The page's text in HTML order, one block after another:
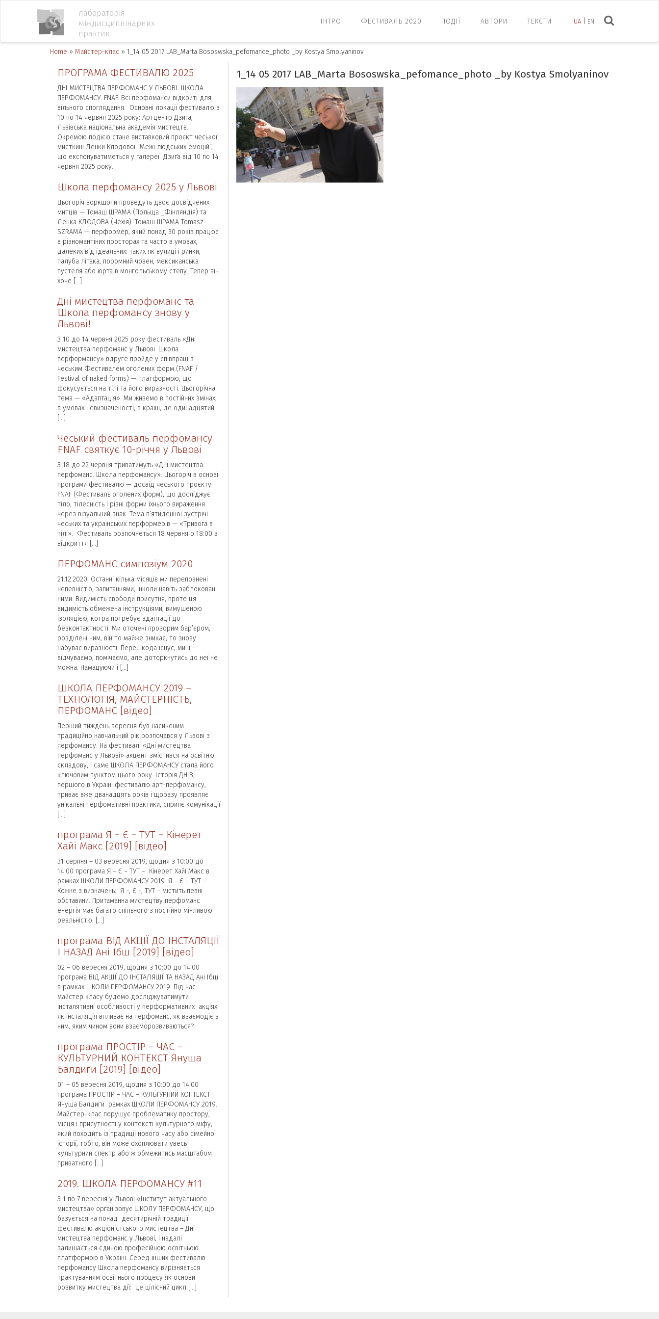
UA EN
лабораторія
міждисциплінарних
практик
ІНТРО ФЕСТИВАЛЬ 2020 ПОДІЇ АВТОРИ ТЕКСТИ
Home » Майстер-клас » 1_14 05 2017 LAB_Marta Bososwska_pefomance_photo _by Kostya Smolyaninov
1_14 05 2017 LAB_Marta Bososwska_pefomance_photo _by Kostya Smolyaninov
ПРОГРАМА ФЕСТИВАЛЮ 2025
ДНІ МИСТЕЦТВА ПЕРФОМАНС У ЛЬВОВІ. ШКОЛА
ПЕРФОМАНСУ. FNAF. Всі перфоманси відкриті для
вільного споглядання. Основні локації фестивалю з
10 по 14 червня 2025 року: Артцентр Дзиґа,
Львівська національна академія мистецтв.
Окремою подією стане виставковий проєкт чеської
мисткині Ленки Клодової “Межі людських емоцій”,
що експонуватиметься у галереї Дзиґа від 10 по 14
червня 2025 року.
Школа перфомансу 2025 у Львові
Цьогоріч воркшопи проведуть двоє досвідчених
митців — Томаш ШРАМА (Польща _Фінляндія) та
Ленка КЛОДОВА (Чехія). Томаш ШРАМА Tomasz
SZRAMA — перформер, який понад 30 років працює
в різномантіних просторах та часто в умовах,
далеких від ідеальних: таких як вулиці і ринки,
палуба літака, поромний човен, мексиканська
пустеля або юрта в монгольському степу. Тепер він
хоче […]
Дні мистецтва перфоманс та
Школа перфомансу знову у
Львові!
З 10 до 14 червня 2025 року фестиваль «Дні
мистецтва перфоманс у Львові. Школа
перформансу» вдруге пройде у співпраці з
чеським Фестивалем оголених форм (FNAF /
Festival of naked forms) — платформою, що
фокусується на тілі та його виразності. Цьогорічна
тема — «Адаптація». Ми живемо в постійних змінах,
в умовах невизначеності, в країні, де одинадцятий
[…]
Чеський фестиваль перфомансу
FNAF святкує 10-річчя у Львові
З 18 до 22 червня триватимуть «Дні мистецтва
перфоманс. Школа перфомансу». Цьогоріч в основі
програми фестивалю — досвід чеського проєкту
FNAF (Фестиваль оголених форм), що досліджує
тіло, тілесність і різні форми їхнього вираження
через візуальний знак. Тема п’ятиденної зустрічі
чеських та українських перформерів — «Тривога в
тілі». Фестиваль розпочнеться 18 червня о 18:00 з
відкриття […]
ПЕРФОМАНС симпозіум 2020
21.12.2020. Останні кілька місяців ми переповнені
непевністю, запитаннями, інколи навіть заблоковані
ними. Видимість свободи присутня, проте ця
видимість обмежена інструкціями, вимушеною
ізоляцією, котра потребує адаптації до
безконтактності. Ми оточені прозорим бар’єром,
розділені ним, він то майже зникає, то знову
набуває виразності. Перешкода існує, ми її
відчуваємо, помічаємо, але доторкнутись до неї не
можна. Намацуючи і […]
ШКОЛА ПЕРФОМАНСУ 2019 –
ТЕХНОЛОГІЯ, МАЙСТЕРНІСТЬ,
ПЕРФОМАНС [відео]
Перший тиждень вересня був насиченим –
традиційно навчальний рік розпочався у Львові з
перфомансу. На фестивалі «Дні мистецтва
перфоманс у Львові» акцент змістився на освітню
складову, і саме ШКОЛА ПЕРФОМАНСУ стала його
ключовим пунктом цього року. Історія ДНІВ,
першого в Україні фестивалю арт-перфомансу,
триває вже дванадцять років і щоразу проявляє
унікальні перфомативні практики, сприяє комунікації
[…]
програма Я − Є − ТУТ − Кінерет
Хайі Макс [2019] [відео]
31 серпня – 03 вересня 2019, щодня з 10:00 до
14:00 програма Я − Є − ТУТ − Кінерет Хайі Макс в
рамках ШКОЛИ ПЕРФОМАНСУ 2019. Я − Є − ТУТ −
Кожне з визначень: Я −, Є −, ТУТ − містить певні
обставини. Притаманна мистецтву перфоманс
енергія має багато спільного з постійно мінливою
реальністю. […]
програма ВІД АКЦІЇ ДО ІНСТАЛЯЦІЇ
І НАЗАД Ані Ібш [2019] [відео]
02 – 06 вересня 2019, щодня з 10:00 до 14:00
програма ВІД АКЦІЇ ДО ІНСТАЛЯЦІЇ ТА НАЗАД Ані Ібш
в рамках ШКОЛИ ПЕРФОМАНСУ 2019. Під час
майстер класу будемо досліджуватимути
інсталятивні особливості у перформативних акціях:
як інсталяція впливає на перфоманс, як взаємодіє з
ним, яким чином вони взаєморозвиваються?
програма ПРОСТІР – ЧАС –
КУЛЬТУРНИЙ КОНТЕКСТ Януша
Балдиґи [2019] [відео]
01 – 05 вересня 2019, щодня з 10:00 до 14:00
програма ПРОСТІР – ЧАС – КУЛЬТУРНИЙ КОНТЕКСТ
Януша Балдиґи рамках ШКОЛИ ПЕРФОМАНСУ 2019.
Майстер-клас порушує проблематику простору,
місця і присутності у контексті культурного міфу,
який походить із традиції нового часу або сімейної
історії, тобто, він може охоплювати увесь
культурний спектр або ж обмежитись масштабом
приватного […]
2019. ШКОЛА ПЕРФОМАНСУ #11
З 1 по 7 вересня у Львові «Інститут актуального
мистецтва» організовує ШКОЛУ ПЕРФОМАНСУ, що
базується на понад десятирічній традиції
фестивалю акціоністського мистецтва – Дні
мистецтва перфоманс у Львові, і надалі
залишається єдиною професійною освітньою
платформою в Україні. Серед інших фестивалів
перфомансу Школа перфомансу вирізняється
трактуванням освітнього процесу як основи
розвитку мистецтва дії: це цілісний цикл […]